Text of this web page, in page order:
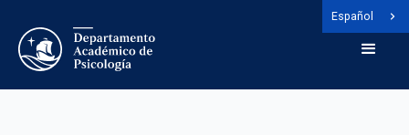
Español